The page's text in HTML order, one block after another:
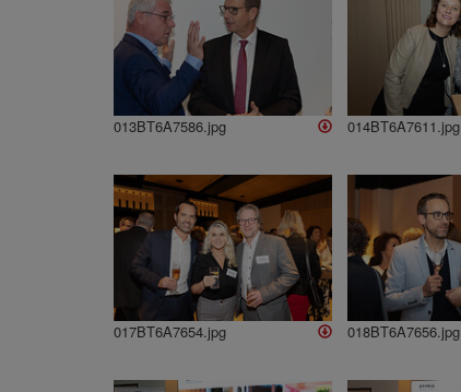
013BT6A7586.jpg 014BT6A7611.jpg
017BT6A7654.jpg 018BT6A7656.jpg